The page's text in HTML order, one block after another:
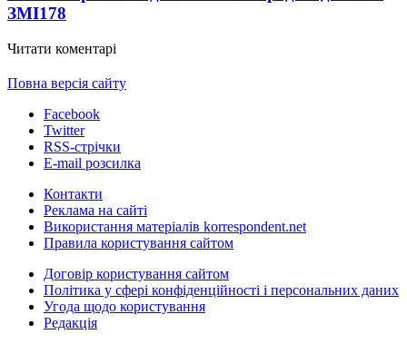
ЗМІ178
Читати коментарі
Повна версія сайту
Facebook
Twitter
RSS-стрічки
E-mail розсилка
Контакти
Реклама на сайті
Використання матеріалів korrespondent.net
Правила користування сайтом
Договір користування сайтом
Політика у сфері конфіденційності і персональних даних
Угода щодо користування
Редакція